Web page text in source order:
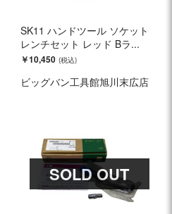
SK11 ハンドツール ソケット
レンチセット レッド Bラ...
￥10,450
ビッグバン工具館旭川末広店
SOLD OUT